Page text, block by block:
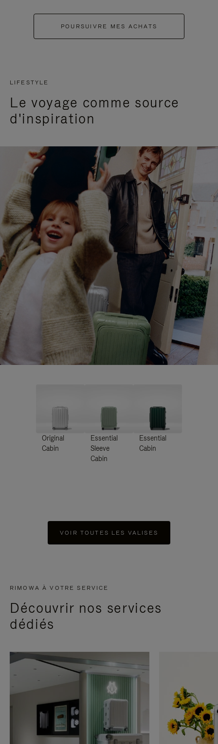
POURSUIVRE MES ACHATS
LIFESTYLE
Le voyage comme source
d'inspiration
Original
Cabin
Essential
Sleeve
Cabin
Essential
Cabin
VOIR TOUTES LES VALISES
RIMOWA À VOTRE SERVICE
Découvrir nos services
dédiés